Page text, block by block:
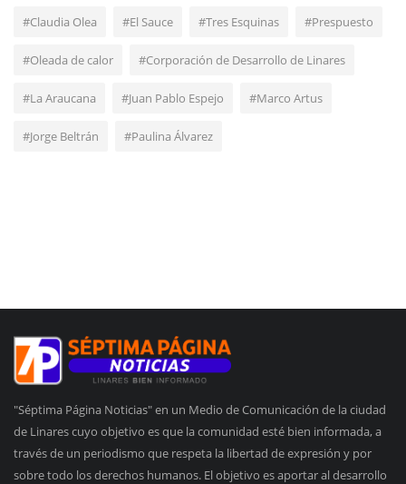
#Claudia Olea #El Sauce #Tres Esquinas #Prespuesto
#Oleada de calor #Corporación de Desarrollo de Linares
#La Araucana #Juan Pablo Espejo #Marco Artus
#Jorge Beltrán #Paulina Álvarez
"Séptima Página Noticias" en un Medio de Comunicación de la ciudad
de Linares cuyo objetivo es que la comunidad esté bien informada, a
través de un periodismo que respeta la libertad de expresión y por
sobre todo los derechos humanos. El objetivo es aportar al desarrollo